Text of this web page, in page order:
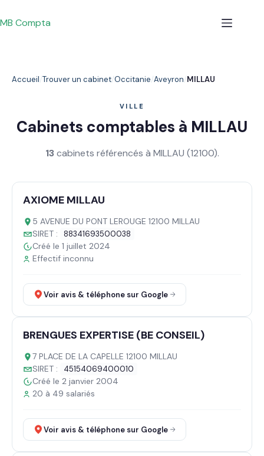
au
contenu
MB Compta
Accueil Trouver un cabinet Occitanie Aveyron MILLAU
VILLE
Cabinets comptables à MILLAU
13cabinets référencés à MILLAU (12100).
AXIOME MILLAU
5 AVENUE DU PONT LEROUGE 12100 MILLAU
SIRET :
88341693500038
Créé le 1 juillet 2024
Effectif inconnu
Voir avis & téléphone sur Google
BRENGUES EXPERTISE (BE CONSEIL)
7 PLACE DE LA CAPELLE 12100 MILLAU
SIRET :
45154069400010
Créé le 2 janvier 2004
20 à 49 salariés
Voir avis & téléphone sur Google